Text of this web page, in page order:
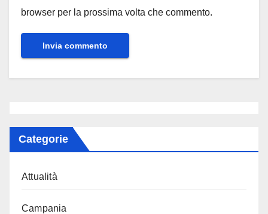
browser per la prossima volta che commento.
Categorie
Attualità
Campania